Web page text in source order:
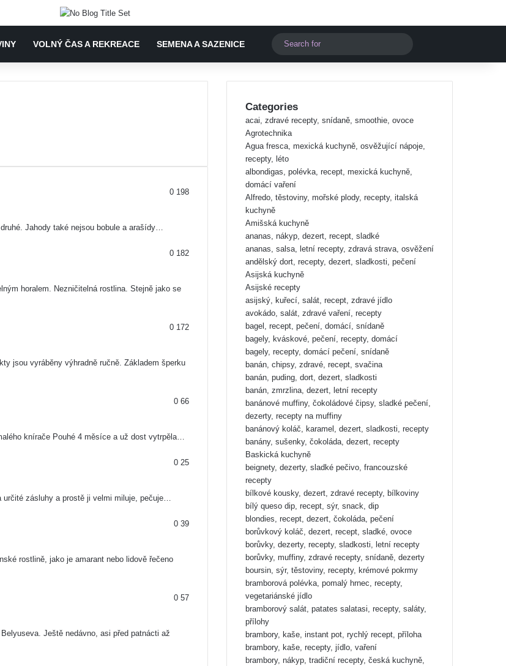
VOLNÝ ČAS A REKREACE SEMENA A SAZENICE Switch skin
for
0 198
Jahody také nejsou bobule a arašídy…
0 182
horalem. Nezničitelná rostlina. Stejně jako se
0 172
jsou vyráběny výhradně ručně. Základem šperku
0 66
knírače Pouhé 4 měsíce a už dost vytrpěla…
0 25
zásluhy a prostě ji velmi miluje, pečuje…
0 39
rostlině, jako je amarant nebo lidově řečeno
0 57
Ještě nedávno, asi před patnácti až
Categories
acai, zdravé recepty, snídaně, smoothie, ovoce
Agrotechnika
Agua fresca, mexická kuchyně, osvěžující nápoje,
recepty, léto
albondigas, polévka, recept, mexická kuchyně,
domácí vaření
Alfredo, těstoviny, mořské plody, recepty, italská
kuchyně
Amišská kuchyně
ananas, nákyp, dezert, recept, sladké
ananas, salsa, letní recepty, zdravá strava, osvěžení
andělský dort, recepty, dezert, sladkosti, pečení
Asijská kuchyně
Asijské recepty
asijský, kuřecí, salát, recept, zdravé jídlo
avokádo, salát, zdravé vaření, recepty
bagel, recept, pečení, domácí, snídaně
bagely, kváskové, pečení, recepty, domácí
bagely, recepty, domácí pečení, snídaně
banán, chipsy, zdravé, recept, svačina
banán, puding, dort, dezert, sladkosti
banán, zmrzlina, dezert, letní recepty
banánové muffiny, čokoládové čipsy, sladké pečení,
dezerty, recepty na muffiny
banánový koláč, karamel, dezert, sladkosti, recepty
banány, sušenky, čokoláda, dezert, recepty
Baskická kuchyně
beignety, dezerty, sladké pečivo, francouzské
recepty
bílkové kousky, dezert, zdravé recepty, bílkoviny
bílý queso dip, recept, sýr, snack, dip
blondies, recept, dezert, čokoláda, pečení
borůvkový koláč, dezert, recept, sladké, ovoce
borůvky, dezerty, recepty, sladkosti, letní recepty
borůvky, muffiny, zdravé recepty, snídaně, dezerty
boursin, sýr, těstoviny, recepty, krémové pokrmy
bramborová polévka, pomalý hrnec, recepty,
vegetariánské jídlo
bramborový salát, patates salatasi, recepty, saláty,
přílohy
brambory, kaše, instant pot, rychlý recept, příloha
brambory, kaše, recepty, jídlo, vaření
brambory, nákyp, tradiční recepty, česká kuchyně,